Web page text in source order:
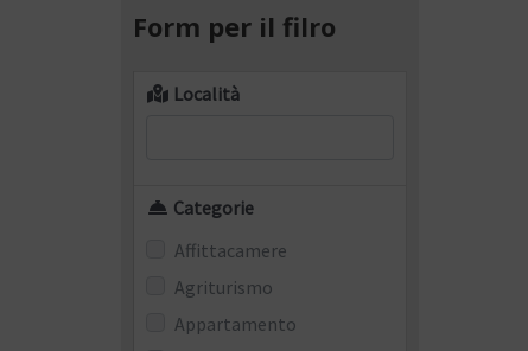
Form per il filro
Località
Categorie
Affittacamere
Agriturismo
Appartamento